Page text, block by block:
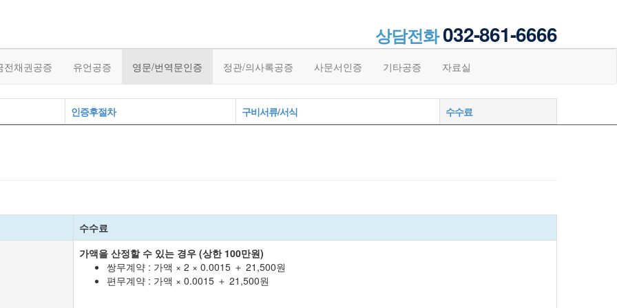
상담전화032-861-6666
전채권공증 유언공증 영문/번역문인증 정관/의사록공증 사문서인증 기타공증 자료실
인증후절차 구비서류/서식 수수료
수수료
가액을 산정할 수 있는 경우 (상한 100만원)
쌍무계약 : 가액 × 2 × 0.0015 ＋ 21,500원
편무계약 : 가액 × 0.0015 ＋ 21,500원